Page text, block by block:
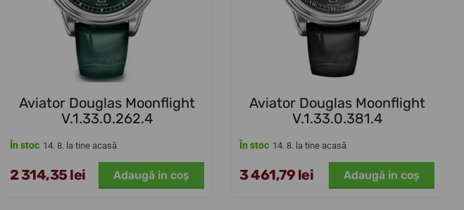
Aviator Douglas Moonflight
V.1.33.0.262.4
În stoc 14. 8. la tine acasă
2 314,35 lei Adaugă in coş
Aviator Douglas Moonflight
V.1.33.0.381.4
În stoc 14. 8. la tine acasă
3 461,79 lei Adaugă in coş